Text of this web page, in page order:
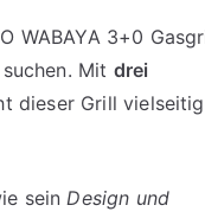
WABAYA 3+0
Mit drei
dieser Grill
seinDesign und